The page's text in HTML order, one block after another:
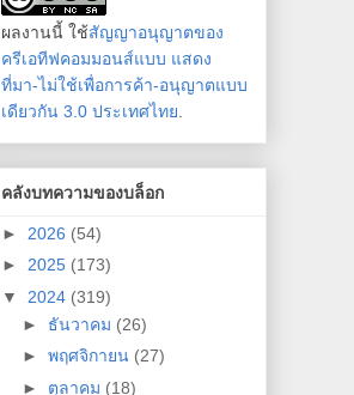
ผลงานนี้ ใช้สัญญาอนุญาตของ
ครีเอทีฟคอมมอนส์แบบ แสดง
ที่มา-ไม่ใช้เพื่อการค้า-อนุญาตแบบ
เดียวกัน 3.0 ประเทศไทย
คลังบทความของบล็อก
► 2026 (54)
► 2025 (173)
▼ 2024 (319)
► ธันวาคม (26)
► พฤศจิกายน (27)
► ตุลาคม (18)